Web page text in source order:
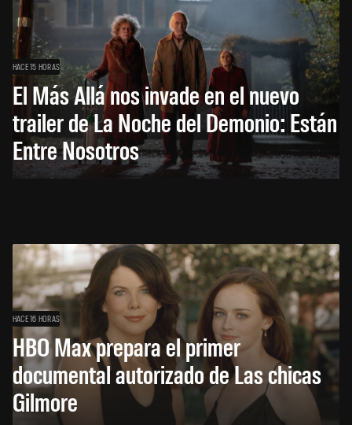
HACE 15 HORAS
El Más Allá nos invade en el nuevo
trailer de La Noche del Demonio: Están
Entre Nosotros
HACE 16 HORAS
HBO Max prepara el primer
documental autorizado de Las chicas
Gilmore